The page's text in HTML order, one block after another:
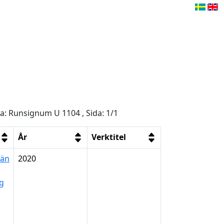
Runsignum U 1104 , Sida: 1/1
År
Verktitel
2020